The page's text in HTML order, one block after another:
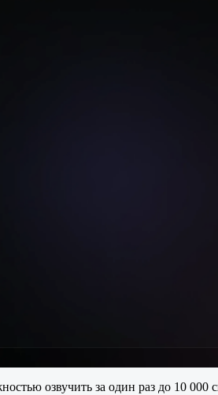
озвучить за один раз до 10